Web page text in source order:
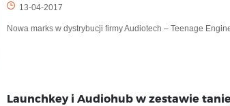
13-04-2017
Nowa marks w dystrybucji firmy Audiotech – Teenage
Launchkey i Audiohub w zestawie